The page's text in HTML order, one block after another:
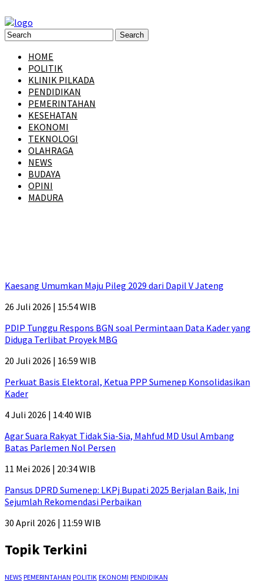
HOME
POLITIK
KLINIK PILKADA
PENDIDIKAN
PEMERINTAHAN
KESEHATAN
EKONOMI
TEKNOLOGI
OLAHRAGA
NEWS
BUDAYA
OPINI
MADURA
Kaesang Umumkan Maju Pileg 2029 dari Dapil V Jateng
26 Juli 2026 | 15:54 WIB
PDIP Tunggu Respons BGN soal Permintaan Data Kader yang
Diduga Terlibat Proyek MBG
20 Juli 2026 | 16:59 WIB
Perkuat Basis Elektoral, Ketua PPP Sumenep Konsolidasikan
Kader
4 Juli 2026 | 14:40 WIB
Agar Suara Rakyat Tidak Sia-Sia, Mahfud MD Usul Ambang
Batas Parlemen Nol Persen
11 Mei 2026 | 20:34 WIB
Pansus DPRD Sumenep: LKPj Bupati 2025 Berjalan Baik, Ini
Sejumlah Rekomendasi Perbaikan
30 April 2026 | 11:59 WIB
Topik Terkini
NEWS PEMERINTAHAN POLITIK EKONOMI PENDIDIKAN